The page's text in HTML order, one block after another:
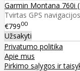
Garmin Montana 760i
Tvirtas GPS
€79900
Užsakyti
Privatumo politika
Apie mus
Pirkimo sąlygos ir